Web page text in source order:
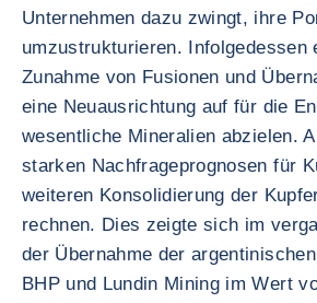
Unternehmen dazu zwingt, ihre
umzustrukturieren. Infolgedessen
Zunahme von Fusionen und
eine Neuausrichtung auf für die
wesentliche Mineralien abzielen.
starken Nachfrageprognosen für
weiteren Konsolidierung der
rechnen. Dies zeigte sich im
der Übernahme der
BHP und Lundin Mining im Wert